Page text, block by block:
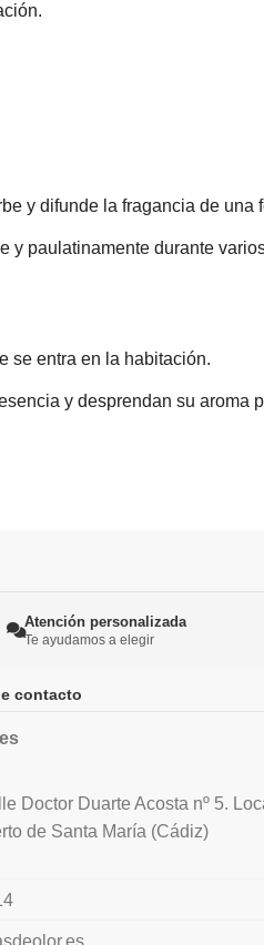
y difunde la fragancia de una
paulatinamente durante
se entra en la habitación.
y desprendan su aroma
Atención personalizada
Te ayudamos a elegir
contacto
Doctor Duarte Acosta nº 5.
de Santa María (Cádiz)